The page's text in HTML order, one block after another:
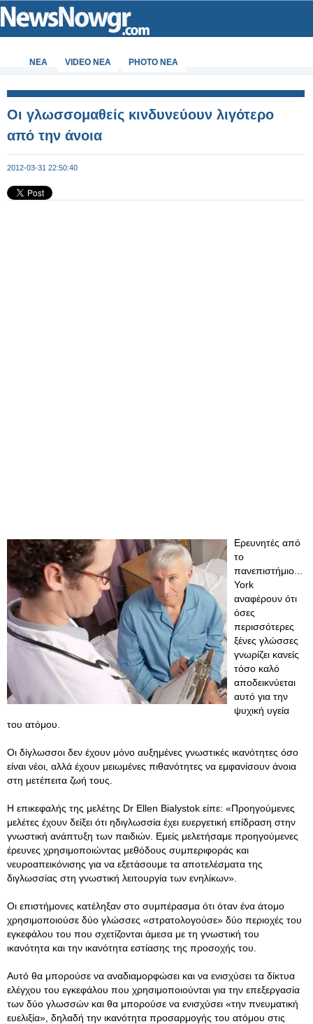
ΝΕΑ VIDEO NEA PHOTO NEA
Οι γλωσσομαθείς κινδυνεύουν λιγότερο
από την άνοια
2012-03-31 22:50:40
Ερευνητές από
το
πανεπιστήμιο...
York
αναφέρουν ότι
όσες
περισσότερες
ξένες γλώσσες
γνωρίζει κανείς
τόσο καλό
αποδεικνύεται
αυτό για την
ψυχική υγεία
του ατόμου.
Οι δίγλωσσοι δεν έχουν μόνο αυξημένες γνωστικές ικανότητες όσο
είναι νέοι, αλλά έχουν μειωμένες πιθανότητες να εμφανίσουν άνοια
στη μετέπειτα ζωή τους.
Η επικεφαλής της μελέτης Dr Ellen Bialystok είπε: «Προηγούμενες
μελέτες έχουν δείξει ότι ηδιγλωσσία έχει ευεργετική επίδραση στην
γνωστική ανάπτυξη των παιδιών. Εμείς μελετήσαμε προηγούμενες
έρευνες χρησιμοποιώντας μεθόδους συμπεριφοράς και
νευροαπεικόνισης για να εξετάσουμε τα αποτελέσματα της
διγλωσσίας στη γνωστική λειτουργία των ενηλίκων».
Οι επιστήμονες κατέληξαν στο συμπέρασμα ότι όταν ένα άτομο
χρησιμοποιούσε δύο γλώσσες «στρατολογούσε» δύο περιοχές του
εγκεφάλου του που σχετίζονται άμεσα με τη γνωστική του
ικανότητα και την ικανότητα εστίασης της προσοχής του.
Αυτό θα μπορούσε να αναδιαμορφώσει και να ενισχύσει τα δίκτυα
ελέγχου του εγκεφάλου που χρησιμοποιούνται για την επεξεργασία
των δύο γλωσσών και θα μπορούσε να ενισχύσει «την πνευματική
ευελιξία», δηλαδή την ικανότητα προσαρμογής του ατόμου στις